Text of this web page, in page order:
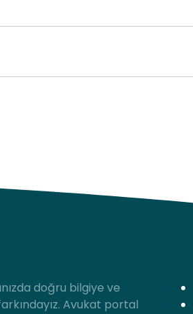
doğru bilgiye ve
Avukat portal